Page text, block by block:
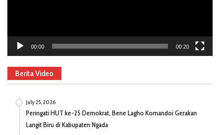
00:00 00:20
Berita Video
July 25, 2026
Peringati HUT ke-25 Demokrat, Bene Lagho Komandoi Gerakan
Langit Biru di Kabupaten Ngada